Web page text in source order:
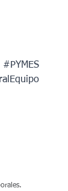
#PYMES